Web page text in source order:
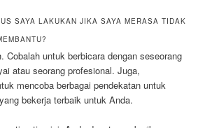
SAYA LAKUKAN JIKA SAYA MERASA TIDAK
Cobalah untuk berbicara dengan seseorang
atau seorang profesional. Juga,
mencoba berbagai pendekatan untuk
bekerja terbaik untuk Anda.